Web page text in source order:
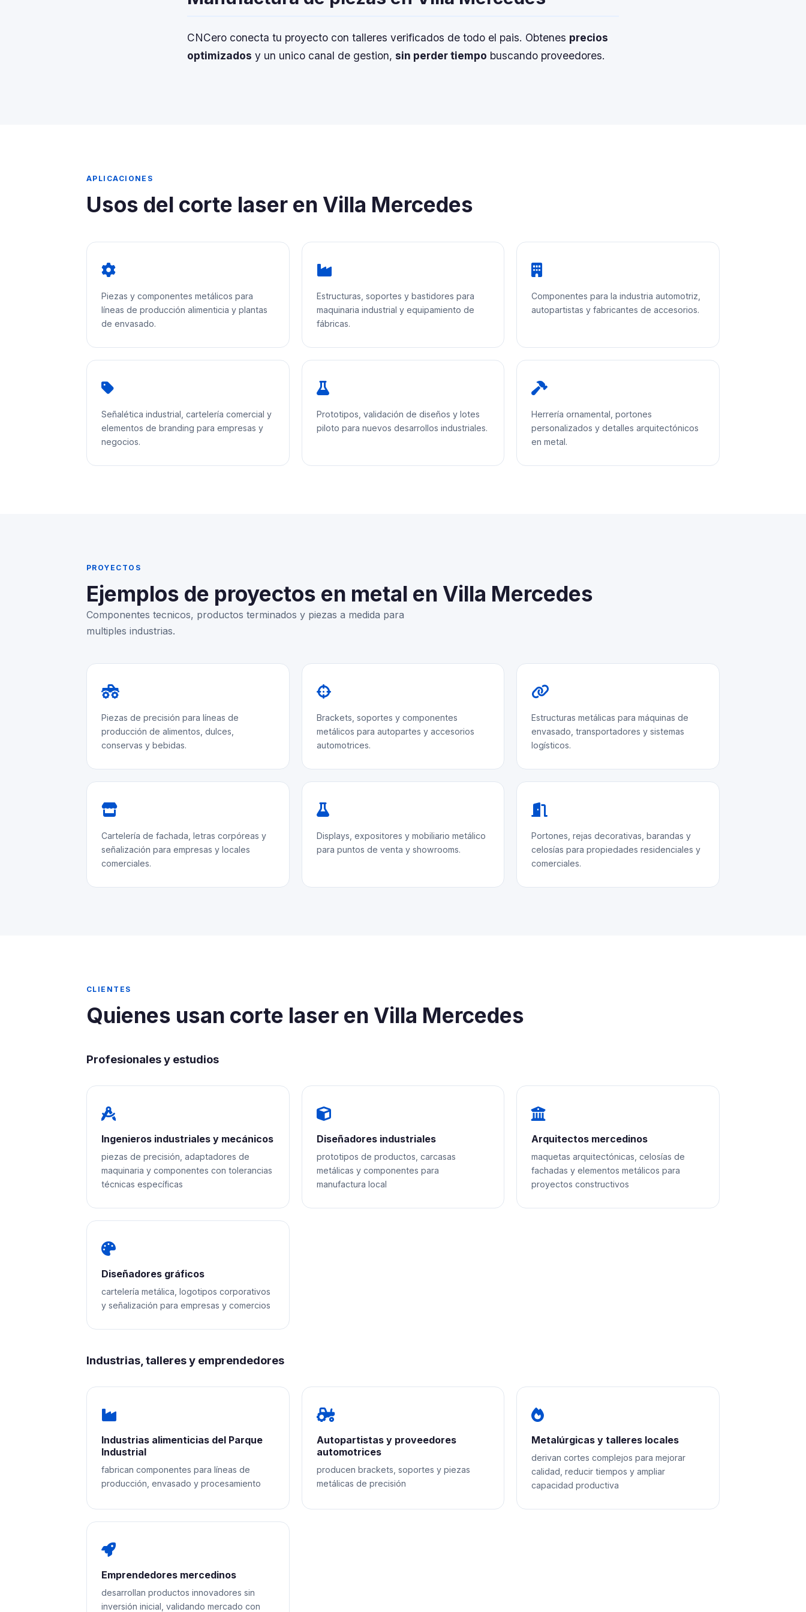
CNCero conecta tu proyecto con talleres verificados de todo el pais. Obtenes precios
optimizados y un unico canal de gestion, sin perder tiempo buscando proveedores.
APLICACIONES
Usos del corte laser en Villa Mercedes
Piezas y componentes metálicos para
líneas de producción alimenticia y plantas
de envasado.
Estructuras, soportes y bastidores para
maquinaria industrial y equipamiento de
fábricas.
Componentes para la industria automotriz,
autopartistas y fabricantes de accesorios.
Señalética industrial, cartelería comercial y
elementos de branding para empresas y
negocios.
Prototipos, validación de diseños y lotes
piloto para nuevos desarrollos industriales.
Herrería ornamental, portones
personalizados y detalles arquitectónicos
en metal.
PROYECTOS
Ejemplos de proyectos en metal en Villa Mercedes
Componentes tecnicos, productos terminados y piezas a medida para
multiples industrias.
Piezas de precisión para líneas de
producción de alimentos, dulces,
conservas y bebidas.
Brackets, soportes y componentes
metálicos para autopartes y accesorios
automotrices.
Estructuras metálicas para máquinas de
envasado, transportadores y sistemas
logísticos.
Cartelería de fachada, letras corpóreas y
señalización para empresas y locales
comerciales.
Displays, expositores y mobiliario metálico
para puntos de venta y showrooms.
Portones, rejas decorativas, barandas y
celosías para propiedades residenciales y
comerciales.
CLIENTES
Quienes usan corte laser en Villa Mercedes
Profesionales y estudios
Ingenieros industriales y mecánicos
piezas de precisión, adaptadores de
maquinaria y componentes con tolerancias
técnicas específicas
Diseñadores industriales
prototipos de productos, carcasas
metálicas y componentes para
manufactura local
Arquitectos mercedinos
maquetas arquitectónicas, celosías de
fachadas y elementos metálicos para
proyectos constructivos
Diseñadores gráficos
cartelería metálica, logotipos corporativos
y señalización para empresas y comercios
Industrias, talleres y emprendedores
Industrias alimenticias del Parque
Industrial
fabrican componentes para líneas de
producción, envasado y procesamiento
Autopartistas y proveedores
automotrices
producen brackets, soportes y piezas
metálicas de precisión
Metalúrgicas y talleres locales
derivan cortes complejos para mejorar
calidad, reducir tiempos y ampliar
capacidad productiva
Emprendedores mercedinos
desarrollan productos innovadores sin
inversión inicial, validando mercado con